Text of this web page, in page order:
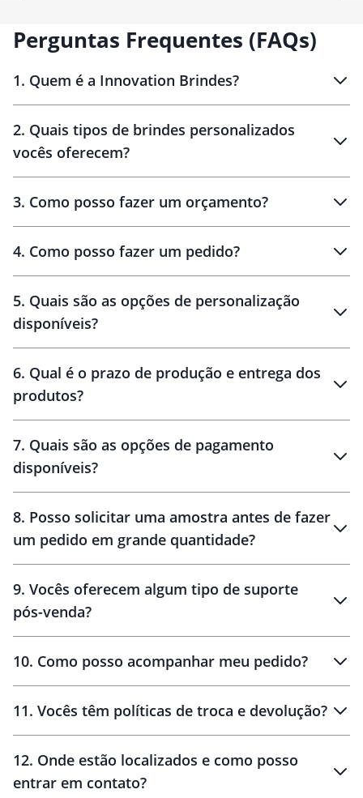
Perguntas Frequentes (FAQs)
1. Quem é a Innovation Brindes?
Brindes personalizados
2. Quais tipos de brindes personalizados
vocês oferecem?
personalizados
3. Como posso fazer um orçamento?
brinde
personalização
4. Como posso fazer um pedido?
amostra virtual
5. Quais são as opções de personalização
disponíveis?
6. Qual é o prazo de produção e entrega dos
produtos?
10 dias
brinde
48 horas
7. Quais são as opções de pagamento
disponíveis?
8. Posso solicitar uma amostra antes de fazer
um pedido em grande quantidade?
amostras
9. Vocês oferecem algum tipo de suporte
pós-venda?
10. Como posso acompanhar meu pedido?
11. Vocês têm políticas de troca e devolução?
30 dias
12. Onde estão localizados e como posso
entrar em contato?